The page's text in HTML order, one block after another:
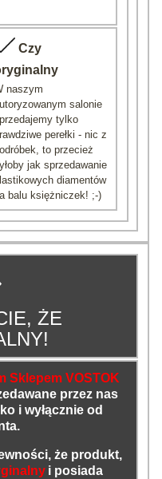
Czy
naszym
salonie
tylko
perełki - nic z
to przecież
jak sprzedawanie
diamentów
balu księżniczek! ;-)
ŻE
Sklepem VOSTOK
przez nas
i wyłącznie od
że produkt,
i posiada